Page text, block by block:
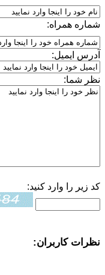
شماره همراه:
آدرس ایمیل:
نظر شما:
کد زیر را وارد کنید:
نظرات کاربران: